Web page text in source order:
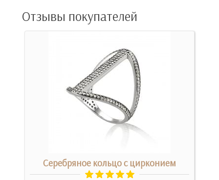
Отзывы покупателей
Серебряное кольцо с цирконием